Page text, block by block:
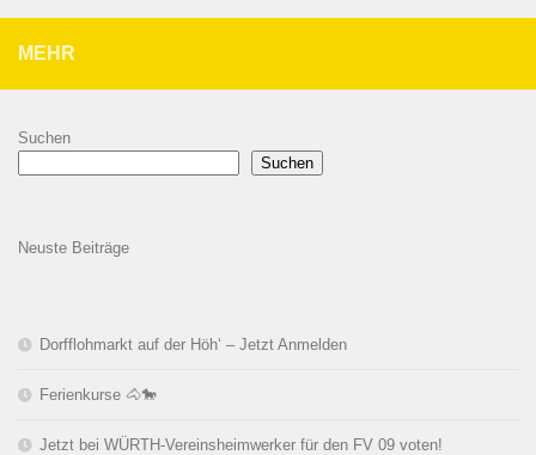
MEHR
Suchen
Suchen
Neuste Beiträge
Dorfflohmarkt auf der Höh‘ – Jetzt Anmelden
Ferienkurse 🐴🐎
Jetzt bei WÜRTH-Vereinsheimwerker für den FV 09 voten!